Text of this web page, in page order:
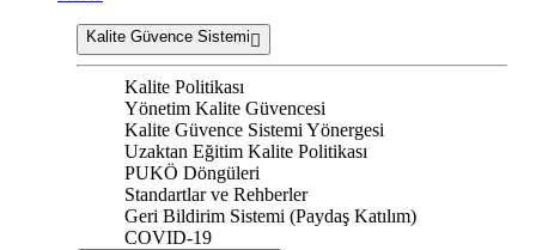
Kalite Güvence Sistemi
Kalite Politikası
Yönetim Kalite Güvencesi
Kalite Güvence Sistemi Yönergesi
Uzaktan Eğitim Kalite Politikası
PUKÖ Döngüleri
Standartlar ve Rehberler
Geri Bildirim Sistemi (Paydaş Katılım)
COVID-19